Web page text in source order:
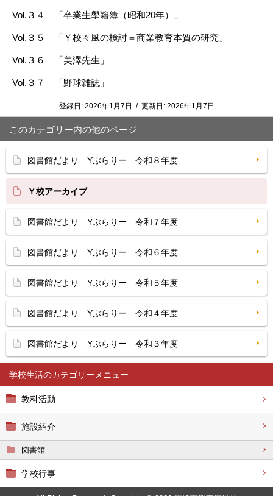
学校生活
教科活動
施設紹介
図書館
学校行事
Vol.３４ 「卒業生學籍簿（昭和20年）」
Vol.３５ 「Ｙ校々風の検討＝商業教育本質の研究 」
Vol.３６ 「美澤先生」
Vol.３７ 「野球雑誌」
登録日: 2026年1月7日 / 更新日: 2026年1月7日
このカテゴリー内の他のページ
図書館だより Yぶらりー 令和８年度
Ｙ校アーカイブ
図書館だより Yぶらりー 令和７年度
図書館だより Yぶらりー 令和６年度
図書館だより Yぶらりー 令和５年度
図書館だより Yぶらりー 令和４年度
図書館だより Yぶらりー 令和３年度